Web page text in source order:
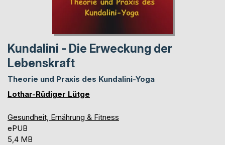
Kundalini - Die Erweckung der
Lebenskraft
Theorie und Praxis des Kundalini-Yoga
Lothar-Rüdiger Lütge
Gesundheit, Ernährung & Fitness
ePUB
5,4 MB